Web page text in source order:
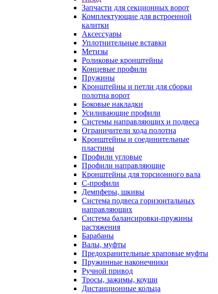
Запчасти для секционных ворот
Комплектующие для встроенной
калитки
Аксессуары
Уплотнительные вставки
Метизы
Роликовые кронштейны
Концевые профили
Пружины
Кронштейны и петли для сборки
полотна ворот
Боковые накладки
Усиливающие профили
Системы направляющих и подвеса
Ограничители хода полотна
Кронштейны и соединительные
пластины
Профили угловые
Профили направляющие
Кронштейны для торсионного вала
С-профили
Демпферы, шкивы
Система подвеса горизонтальных
направляющих
Система балансировки-пружины
растяжения
Барабаны
Валы, муфты
Предохранительные храповые муфты
Пружинные наконечники
Ручной привод
Тросы, зажимы, коуши
Дистанционные кольца